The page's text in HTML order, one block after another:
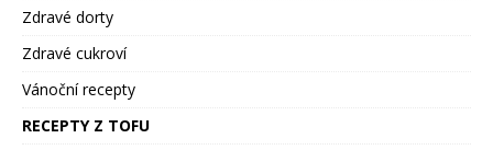
Zdravé dorty
Zdravé cukroví
Vánoční recepty
RECEPTY Z TOFU